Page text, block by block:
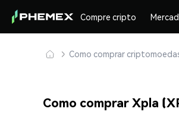
Compre cripto
Como comprar
Como comprar Xpla